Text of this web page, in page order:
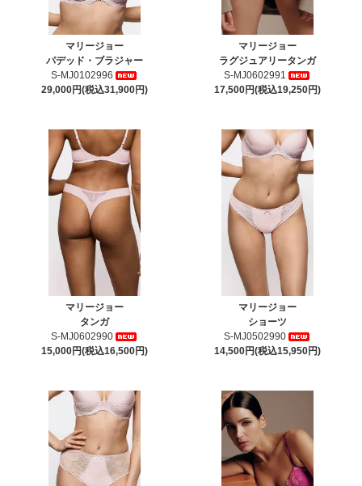
マリージョー
パデッド・ブラジャー
S-MJ0102996
29,000円(税込31,900円)
マリージョー
ラグジュアリータンガ
S-MJ0602991
17,500円(税込19,250円)
マリージョー
タンガ
S-MJ0602990
15,000円(税込16,500円)
マリージョー
ショーツ
S-MJ0502990
14,500円(税込15,950円)